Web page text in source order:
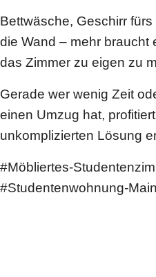
Bettwäsche, Geschirr
die Wand – mehr braucht
das Zimmer zu eigen zu
Gerade wer wenig Zeit
einen Umzug hat,
unkomplizierten Lösung
#Möbliertes-
#Studentenwohnung-